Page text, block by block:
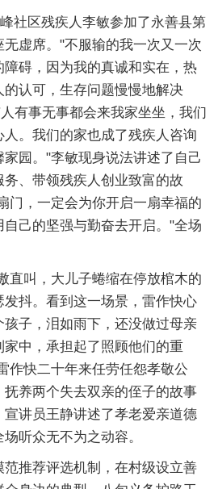
社区残疾人李敏参加了永善县第
虚席。"不服输的我一次又一次
碍，因为我的真诚和实在，热
认可，生存问题慢慢地解决
有事无事都会来我家坐坐，我们
。我们的家也成了残疾人咨询
园。"李敏现身说法讲述了自己
、带领残疾人创业致富的故
门，一定会为你开启一扇幸福的
己的坚强与勤奋去开启。"全场
直叫，大儿子蜷缩在停放棺木的
抖。看到这一场景，雷作快心
子，泪如雨下，还没做过母亲
中，承担起了照顾他们的重
作快二十年来任劳任怨孝敬公
养两个失去双亲的侄子的故事
讲员王静讲述了孝老爱亲道德
听众无不为之动容。
推荐评选机制，在村级设立善